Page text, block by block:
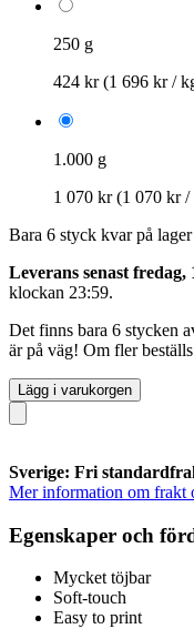
250 g
424 kr(1 696 kr /
1.000 g
1 070 kr(1 070 kr /
Bara 6 styck kvar på lager
Leverans senast fredag,
klockan 23:59.
Det finns bara 6 stycken
är på väg! Om fler
Lägg i varukorgen
Sverige: Fri
Mer information om frakt
Egenskaper och
Mycket töjbar
Soft-touch
Easy to print